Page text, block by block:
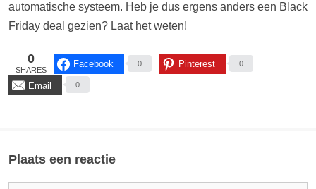
automatische systeem. Heb je dus ergens anders een Black
Friday deal gezien? Laat het weten!
0
SHARES
Facebook 0 Pinterest 0
Email 0
Plaats een reactie